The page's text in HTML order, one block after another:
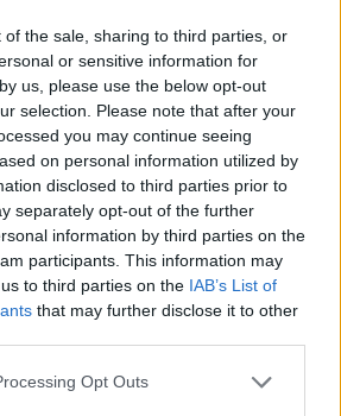
of the sale, sharing to third parties, or
or sensitive information for
us, please use the below opt-out
selection. Please note that after your
you may continue seeing
on personal information utilized by
disclosed to third parties prior to
separately opt-out of the further
information by third parties on the
participants. This information may
to third parties on the IAB’s List of
that may further disclose it to other
Opt Outs
Αγκαλιά με τον
- Προβάδισμα για την
ζευγάρι
2025
ετοιμάζεται να «σφραγίσει» το